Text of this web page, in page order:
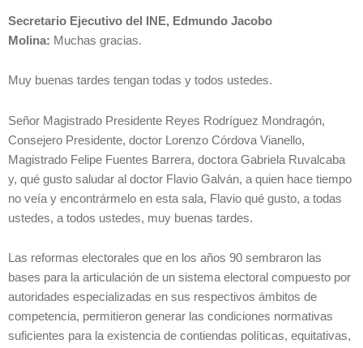
Secretario Ejecutivo del INE, Edmundo Jacobo
Molina: Muchas gracias.
Muy buenas tardes tengan todas y todos ustedes.
Señor Magistrado Presidente Reyes Rodríguez Mondragón,
Consejero Presidente, doctor Lorenzo Córdova Vianello,
Magistrado Felipe Fuentes Barrera, doctora Gabriela Ruvalcaba
y, qué gusto saludar al doctor Flavio Galván, a quien hace tiempo
no veía y encontrármelo en esta sala, Flavio qué gusto, a todas
ustedes, a todos ustedes, muy buenas tardes.
Las reformas electorales que en los años 90 sembraron las
bases para la articulación de un sistema electoral compuesto por
autoridades especializadas en sus respectivos ámbitos de
competencia, permitieron generar las condiciones normativas
suficientes para la existencia de contiendas políticas, equitativas,